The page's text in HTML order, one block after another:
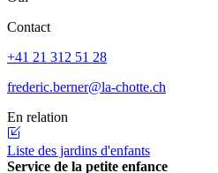
Contact
+41 21 312 51 28
frederic.berner@la-chotte.ch
En relation
Liste des jardins d'enfants
Service de la petite enfance